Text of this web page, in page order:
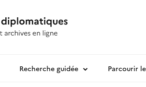
Recherche guidée Parcourir